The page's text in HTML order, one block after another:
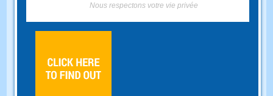
Nous respectons votre vie privée